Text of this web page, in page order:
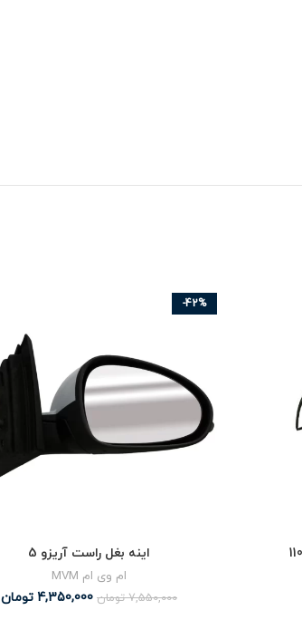
-42%
اینه بغل راست آریزو 5
ام وی ام MVM
7,550,000 تومان 4,350,000 تومان